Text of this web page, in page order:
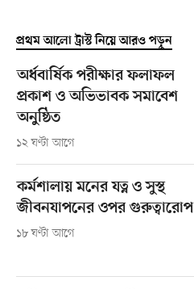
প্রথম আলো ট্রাস্ট নিয়ে আরও পড়ুন
অর্ধবার্ষিক পরীক্ষার ফলাফল
প্রকাশ ও অভিভাবক সমাবেশ
অনুষ্ঠিত
১২ ঘণ্টা আগে
কর্মশালায় মনের যত্ন ও সুস্থ
জীবনযাপনের ওপর গুরুত্বারোপ
১৮ ঘণ্টা আগে